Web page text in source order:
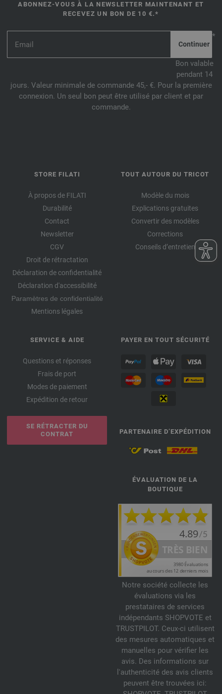
ABONNEZ-VOUS À LA NEWSLETTER MAINTENANT ET
RECEVEZ UN BON DE 10 €.*
*
Bon valable
pendant 14
jours. Valeur minimale de commande 45,- €. Pour la première
connexion. Un seul bon peut être utilisé par client et par
commande.
STORE FILATI
À propos de FILATI
Durabilité
Contact
Newsletter
CGV
Droit de rétractation
Déclaration de confidentialité
Déclaration d'accessibilité
Paramètres de confidentialité
Mentions légales
TOUT AUTOUR DU TRICOT
Modèle du mois
Explications gratuites
Convertir des modèles
Corrections
Conseils d’entretien
SERVICE & AIDE
Questions et réponses
Frais de port
Modes de paiement
Expédition de retour
SE RÉTRACTER DU
CONTRAT
PAYER EN TOUT SÉCURITÉ
PARTENAIRE D’EXPÉDITION
ÉVALUATION DE LA
BOUTIQUE
Notre société collecte les
évaluations via les
prestataires de services
indépendants SHOPVOTE et
TRUSTPILOT. Ceux-ci utilisent
des mesures automatiques et
manuelles pour vérifier les
avis. Des informations sur
l'authenticité des avis clients
peuvent être trouvées ici: